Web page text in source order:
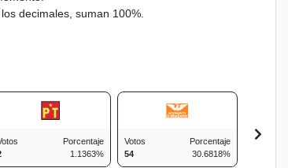
decimales, suman 100%.
Porcentaje
1.1363%
Votos
54
Porcentaje
30.6818%
Votos